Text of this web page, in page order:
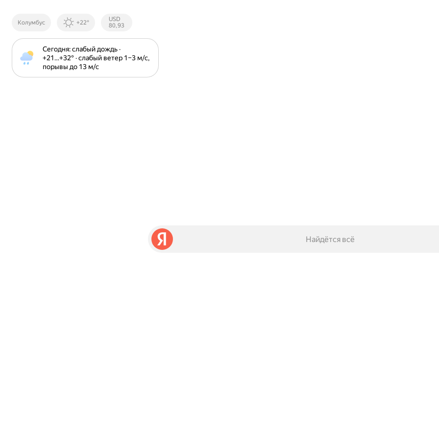
Колумбус +22°
Курсы ЦБ
РФ
USD
80,93
Сегодня: слабый дождь ·
+21⁠…⁠+32⁠° · слабый ветер 1⁠–⁠3 м⁠/⁠с,
порывы до 13 м⁠/⁠с